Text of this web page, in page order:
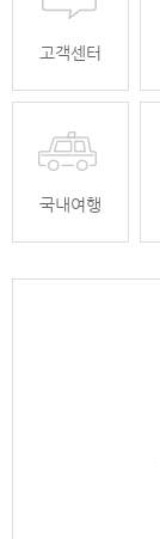
고객센터
국내여행